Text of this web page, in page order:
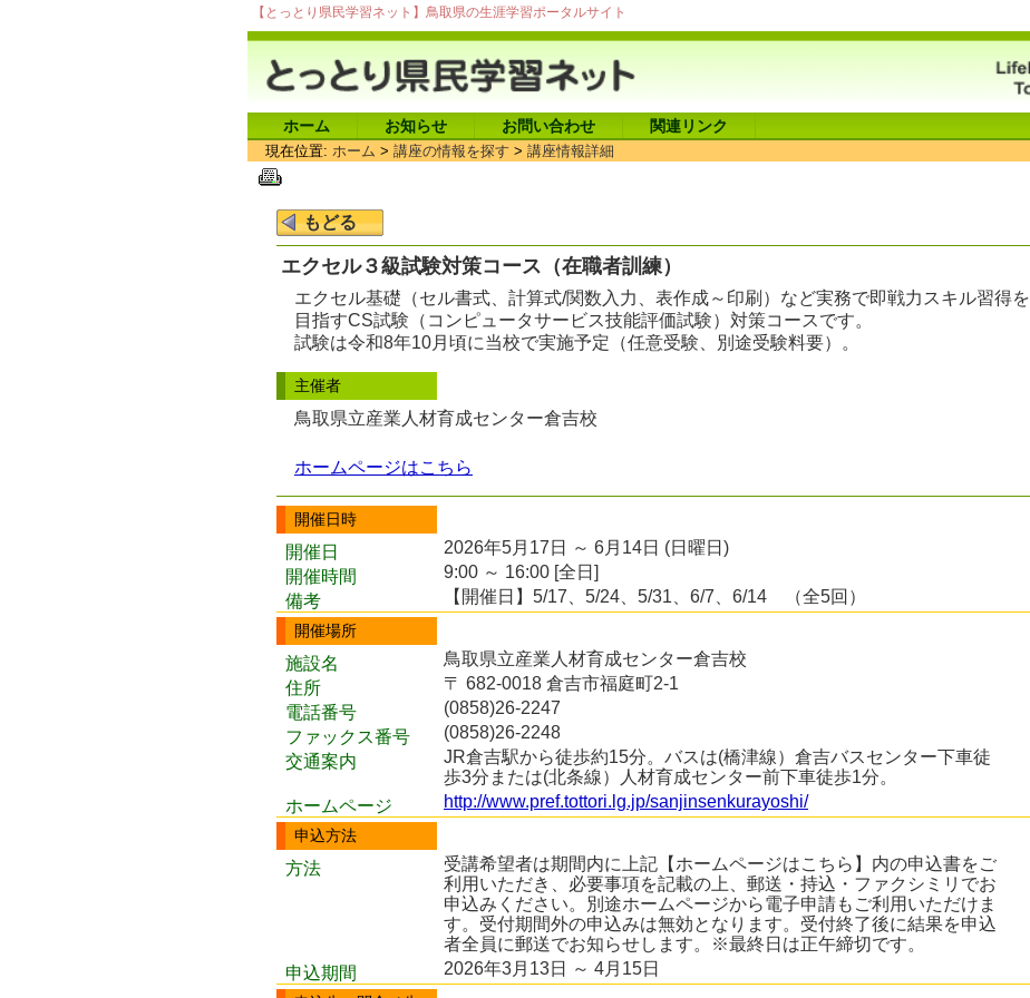
【とっとり県民学習ネット】鳥取県の生涯学習ポータルサイト
ホーム お知らせ お問い合わせ 関連リンク
現在位置: ホーム > 講座の情報を探す > 講座情報詳細
エクセル３級試験対策コース（在職者訓練）
エクセル基礎（セル書式、計算式/関数入力、表作成～印刷）など実務で即戦力スキル習得を
目指すCS試験（コンピュータサービス技能評価試験）対策コースです。
試験は令和8年10月頃に当校で実施予定（任意受験、別途受験料要）。
主催者
鳥取県立産業人材育成センター倉吉校
ホームページはこちら
開催日時
開催日
2026年5月17日 ～ 6月14日 (日曜日)
開催時間
9:00 ～ 16:00 [全日]
備考
【開催日】5/17、5/24、5/31、6/7、6/14 （全5回）
開催場所
施設名
鳥取県立産業人材育成センター倉吉校
住所
〒 682-0018 倉吉市福庭町2-1
電話番号
(0858)26-2247
ファックス番号
(0858)26-2248
交通案内
JR倉吉駅から徒歩約15分。バスは(橋津線）倉吉バスセンター下車徒
歩3分または(北条線）人材育成センター前下車徒歩1分。
ホームページ
http://www.pref.tottori.lg.jp/sanjinsenkurayoshi/
申込方法
方法
受講希望者は期間内に上記【ホームページはこちら】内の申込書をご
利用いただき、必要事項を記載の上、郵送・持込・ファクシミリでお
申込みください。別途ホームページから電子申請もご利用いただけま
す。受付期間外の申込みは無効となります。受付終了後に結果を申込
者全員に郵送でお知らせします。※最終日は正午締切です。
申込期間
2026年3月13日 ～ 4月15日